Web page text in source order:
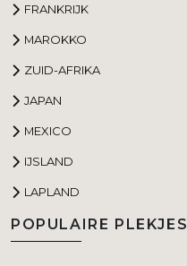
FRANKRIJK
MAROKKO
ZUID-AFRIKA
JAPAN
MEXICO
IJSLAND
LAPLAND
POPULAIRE PLEKJES